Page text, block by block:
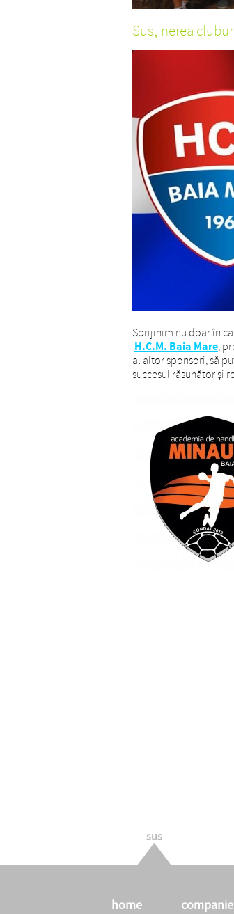
Susținerea
Sprijinim nu doar în
H.C.M. Baia Mare,
al altor sponsori, să
succesul răsunător și
sus
home companie